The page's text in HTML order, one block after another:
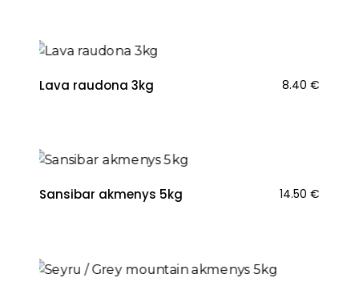
Lava raudona 3kg 8.40 €
Sansibar akmenys 5kg 14.50 €